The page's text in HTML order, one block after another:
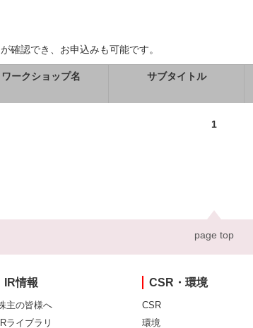
確認でき、お申込みも可能です。
ワークショップ名 サブタイトル
1
page top
IR情報
主の皆様へ
IRライブラリ
CSR・環境
CSR
環境